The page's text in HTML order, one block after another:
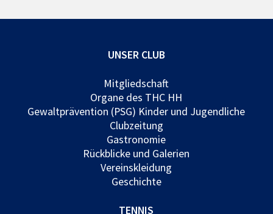
UNSER CLUB
Mitgliedschaft
Organe des THC HH
Gewaltprävention (PSG) Kinder und Jugendliche
Clubzeitung
Gastronomie
Rückblicke und Galerien
Vereinskleidung
Geschichte
TENNIS